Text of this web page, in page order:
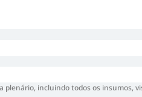
incluindo todos os insumos,